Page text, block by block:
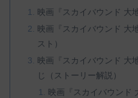
映画『スカイバウンド 大
映画『スカイバウンド 大
スト）
映画『スカイバウンド 大
じ（ストーリー解説）
映画『スカイバウンド